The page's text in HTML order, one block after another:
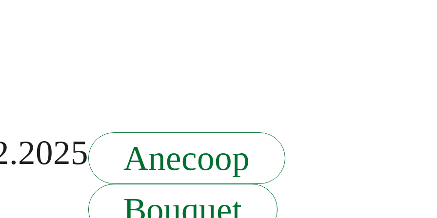
Anecoop
Bouquet